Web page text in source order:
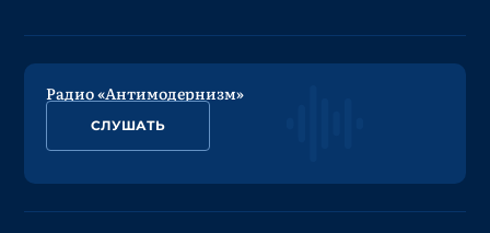
Радио «Антимодернизм»
СЛУШАТЬ